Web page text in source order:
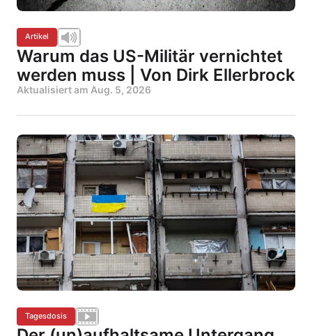
Artikel
Warum das US-Militär vernichtet
werden muss | Von Dirk Ellerbrock
Aktualisiert am Aug. 5, 2026
Tagesdosis